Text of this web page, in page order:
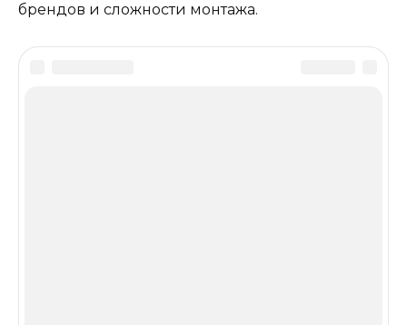
брендов и сложности монтажа.